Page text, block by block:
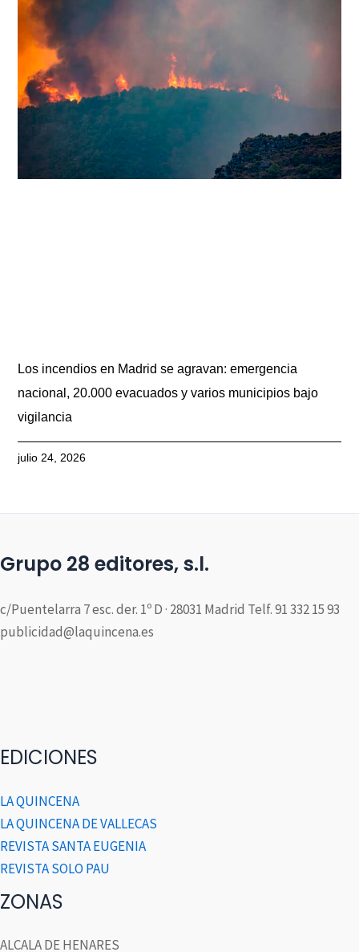
Los incendios en Madrid se agravan: emergencia
nacional, 20.000 evacuados y varios municipios bajo
vigilancia
julio 24, 2026
Grupo 28 editores, s.l.
c/Puentelarra 7 esc. der. 1º D · 28031 Madrid Telf. 91 332 15 93
publicidad@laquincena.es
EDICIONES
LA QUINCENA
LA QUINCENA DE VALLECAS
REVISTA SANTA EUGENIA
REVISTA SOLO PAU
ZONAS
ALCALA DE HENARES